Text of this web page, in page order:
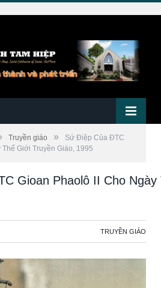
Truyền giáo »
Sứ Điệp Của ĐTC
Giới Truyền Giáo, 1995
Gioan Phaolô II Cho Ngày
TRUYỀN GIÁO